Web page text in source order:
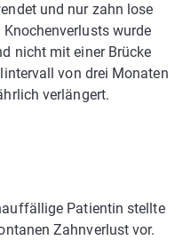
und nur zahn­ lose
wurde
nicht mit einer Brücke
von drei Monaten
verlängert.
Patientin stellte
Zahnverlust vor.